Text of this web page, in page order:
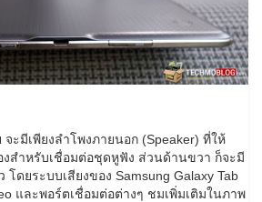
ะมีเพียงลำโพงภายนอก (Speaker) ที่ให้
งสำหรับเชื่อมต่อชุดหูฟัง ส่วนด้านขวา ก็จะมี
ดยระบบเสียงของ Samsung Galaxy Tab
และพอร์ตเชื่อมต่อต่างๆ ชมเพิ่มเติมในภาพ